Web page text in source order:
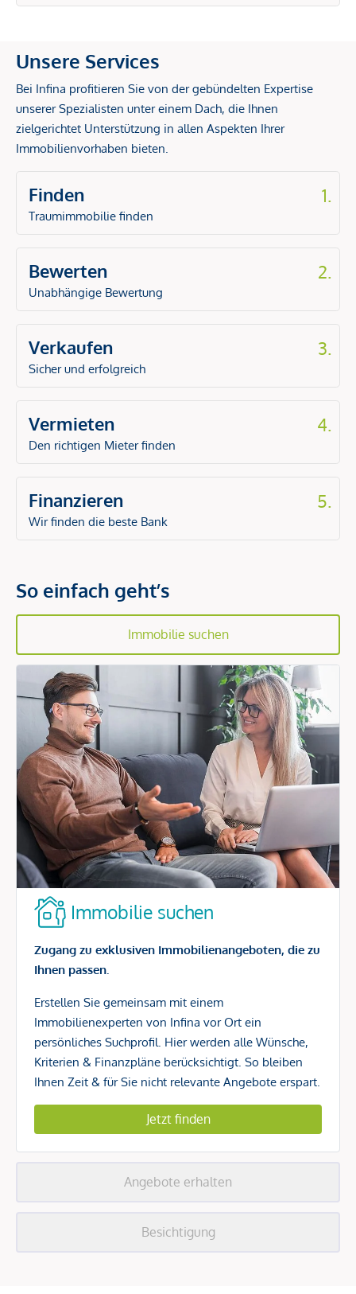
Unsere Services
Bei Infina profitieren Sie von der gebündelten Expertise
unserer Spezialisten unter einem Dach, die Ihnen
zielgerichtet Unterstützung in allen Aspekten Ihrer
Immobilienvorhaben bieten.
Finden
Traumimmobilie finden
1.
Bewerten
Unabhängige Bewertung
2.
Verkaufen
Sicher und erfolgreich
3.
Vermieten
Den richtigen Mieter finden
4.
Finanzieren
Wir finden die beste Bank
5.
So einfach geht’s
Immobilie suchen
Immobilie suchen
Zugang zu exklusiven Immobilienangeboten, die zu
Ihnen passen.
Erstellen Sie gemeinsam mit einem
Immobilienexperten von Infina vor Ort ein
persönliches Suchprofil. Hier werden alle Wünsche,
Kriterien & Finanzpläne berücksichtigt. So bleiben
Ihnen Zeit & für Sie nicht relevante Angebote erspart.
Jetzt finden
Angebote erhalten
Besichtigung